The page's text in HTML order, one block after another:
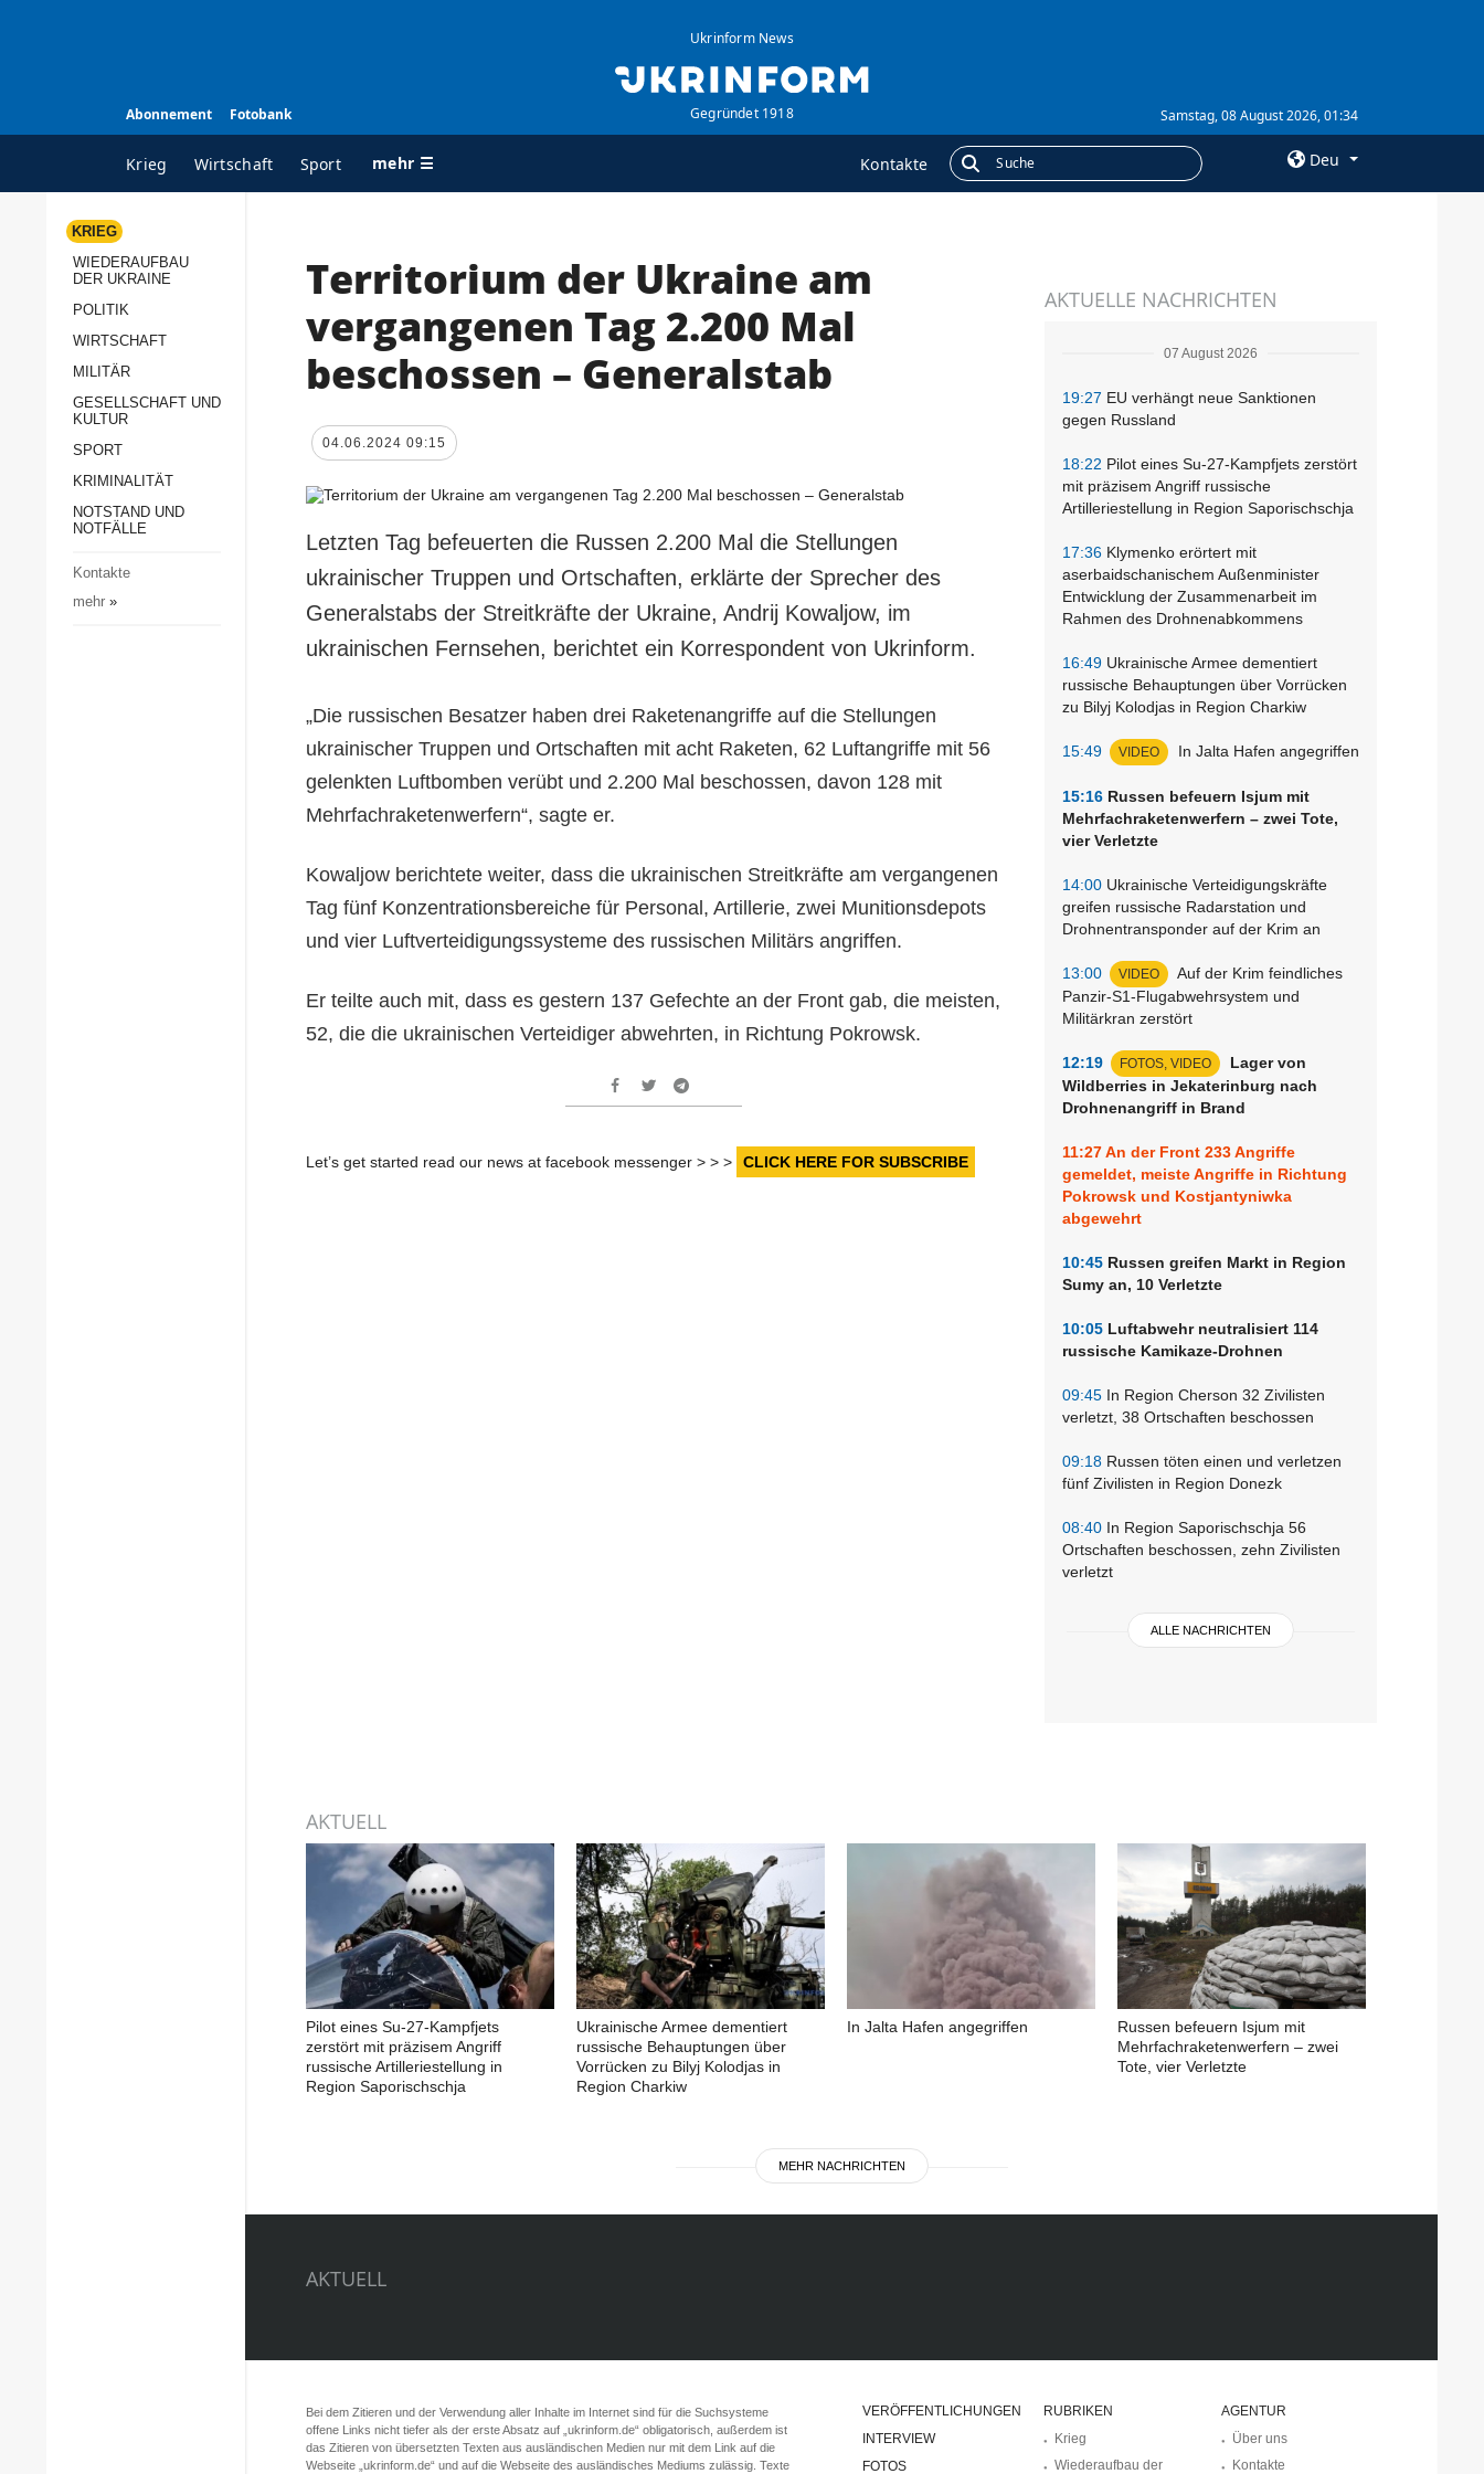
Abonnement Fotobank
Ukrinform News
Gegründet 1918 Samstag, 08 August 2026, 01:34
Krieg Wirtschaft Sport mehr ☰ Kontakte Deu
ALLE RUBRIKEN
Wiederaufbau der
Politik
Militär
Gesellschaft und Kultur
Notstand und Notfälle
AGENTUR
Kontakte
services
ZUSÄTZLICH
Veröffentlichungen
Interview
Fotos
Abonnement
KRIEG
WIEDERAUFBAU
DER UKRAINE
POLITIK
WIRTSCHAFT
MILITÄR
GESELLSCHAFT UND
KULTUR
SPORT
KRIMINALITÄT
NOTSTAND UND
NOTFÄLLE
Kontakte
mehr»
AKTUELLE NACHRICHTEN
07 August 2026
19:27 EU verhängt neue Sanktionen
gegen Russland
18:22 Pilot eines Su-27-Kampfjets zerstört
mit präzisem Angriff russische
Artilleriestellung in Region Saporischschja
17:36 Klymenko erörtert mit
aserbaidschanischem Außenminister
Entwicklung der Zusammenarbeit im
Rahmen des Drohnenabkommens
16:49 Ukrainische Armee dementiert
russische Behauptungen über Vorrücken
zu Bilyj Kolodjas in Region Charkiw
15:49 VIDEO In Jalta Hafen angegriffen
15:16 Russen befeuern Isjum mit
Mehrfachraketenwerfern – zwei Tote,
vier Verletzte
14:00 Ukrainische Verteidigungskräfte
greifen russische Radarstation und
Drohnentransponder auf der Krim an
13:00 VIDEO
Auf der Krim feindliches
Panzir-S1-Flugabwehrsystem und
Militärkran zerstört
12:19 FOTOS, VIDEO
Lager von
Wildberries in Jekaterinburg nach
Drohnenangriff in Brand
11:27An der Front 233 Angriffe
gemeldet, meiste Angriffe in Richtung
Pokrowsk und Kostjantyniwka
abgewehrt
10:45 Russen greifen Markt in Region
Sumy an, 10 Verletzte
10:05 Luftabwehr neutralisiert 114
russische Kamikaze-Drohnen
09:45 In Region Cherson 32 Zivilisten
verletzt, 38 Ortschaften beschossen
09:18 Russen töten einen und verletzen
fünf Zivilisten in Region Donezk
08:40 In Region Saporischschja 56
Ortschaften beschossen, zehn Zivilisten
verletzt
ALLE NACHRICHTEN
Territorium der Ukraine am
vergangenen Tag 2.200 Mal
beschossen – Generalstab
04.06.2024 09:15
Letzten Tag befeuerten die Russen 2.200 Mal die Stellungen
ukrainischer Truppen und Ortschaften, erklärte der Sprecher des
Generalstabs der Streitkräfte der Ukraine, Andrij Kowaljow, im
ukrainischen Fernsehen, berichtet ein Korrespondent von Ukrinform.
„Die russischen Besatzer haben drei Raketenangriffe auf die Stellungen
ukrainischer Truppen und Ortschaften mit acht Raketen, 62 Luftangriffe mit 56
gelenkten Luftbomben verübt und 2.200 Mal beschossen, davon 128 mit
Mehrfachraketenwerfern“, sagte er.
Kowaljow berichtete weiter, dass die ukrainischen Streitkräfte am vergangenen
Tag fünf Konzentrationsbereiche für Personal, Artillerie, zwei Munitionsdepots
und vier Luftverteidigungssysteme des russischen Militärs angriffen.
Er teilte auch mit, dass es gestern 137 Gefechte an der Front gab, die meisten,
52, die die ukrainischen Verteidiger abwehrten, in Richtung Pokrowsk.
Let’s get started read our news at facebook messenger > > > CLICK HERE FOR SUBSCRIBE
AKTUELL
Pilot eines Su-27-Kampfjets
zerstört mit präzisem Angriff
russische Artilleriestellung in
Region Saporischschja
Ukrainische Armee dementiert
russische Behauptungen über
Vorrücken zu Bilyj Kolodjas in
Region Charkiw
In Jalta Hafen angegriffen
Russen befeuern Isjum mit
Mehrfachraketenwerfern – zwei
Tote, vier Verletzte
MEHR NACHRICHTEN
AKTUELL
RUBRIKEN
Krieg
Wiederaufbau der
AGENTUR
Über uns
Kontakte
VERÖFFENTLICHUNGEN
INTERVIEW
FOTOS
Bei dem Zitieren und der Verwendung aller Inhalte im Internet sind für die Suchsysteme
offene Links nicht tiefer als der erste Absatz auf „ukrinform.de“ obligatorisch, außerdem ist
das Zitieren von übersetzten Texten aus ausländischen Medien nur mit dem Link auf die
Webseite „ukrinform.de“ und auf die Webseite des ausländisches Mediums zulässig. Texte